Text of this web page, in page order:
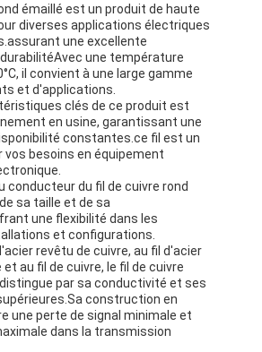
émaillé est un produit de haute
diverses applications électriques
une excellente
une température
il convient à une large gamme
et d'applications.
clés de ce produit est
en usine, garantissant une
constantes.ce fil est un
vos besoins en équipement
conducteur du fil de cuivre rond
sa taille et de sa
une flexibilité dans les
et configurations.
revêtu de cuivre, au fil d'acier
au fil de cuivre, le fil de cuivre
par sa conductivité et ses
construction en
une perte de signal minimale et
dans la transmission